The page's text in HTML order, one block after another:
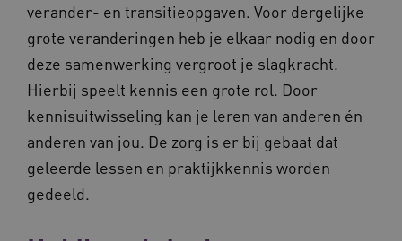
verander- en transitieopgaven. Voor dergelijke
grote veranderingen heb je elkaar nodig en door
deze samenwerking vergroot je slagkracht.
Hierbij speelt kennis een grote rol. Door
kennisuitwisseling kan je leren van anderen én
anderen van jou. De zorg is er bij gebaat dat
geleerde lessen en praktijkkennis worden
gedeeld.